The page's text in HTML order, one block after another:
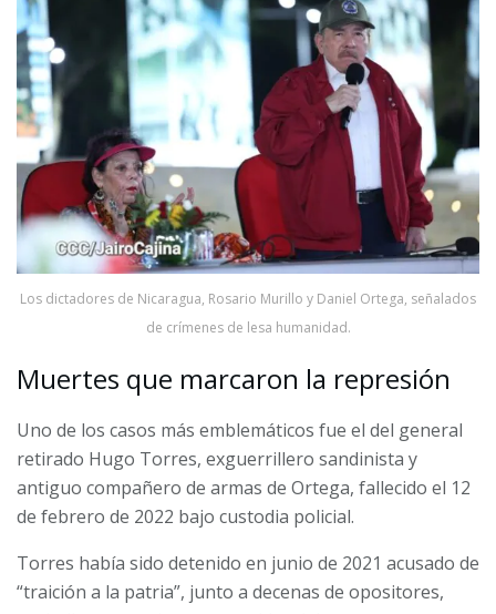
Los dictadores de Nicaragua, Rosario Murillo y Daniel Ortega, señalados
de crímenes de lesa humanidad.
Muertes que marcaron la represión
Uno de los casos más emblemáticos fue el del general
retirado Hugo Torres, exguerrillero sandinista y
antiguo compañero de armas de Ortega, fallecido el 12
de febrero de 2022 bajo custodia policial.
Torres había sido detenido en junio de 2021 acusado de
“traición a la patria”, junto a decenas de opositores,